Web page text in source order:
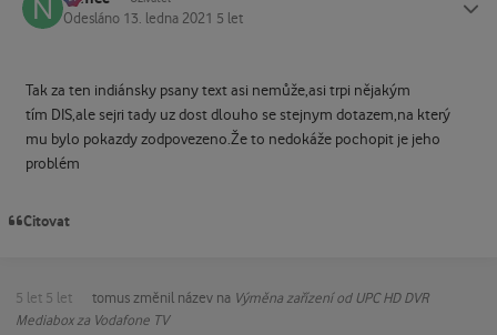
Odesláno 13. ledna 2021 5 let
Tak za ten indiánsky psany text asi nemůže,asi trpi nějakým
tím DIS,ale sejri tady uz dost dlouho se stejnym dotazem,na který
mu bylo pokazdy zodpovezeno.Že to nedokáže pochopit je jeho
problém
Citovat
5 let 5 let tomuszměnil název na Výměna zařízení od UPC HD DVR
Mediabox za Vodafone TV